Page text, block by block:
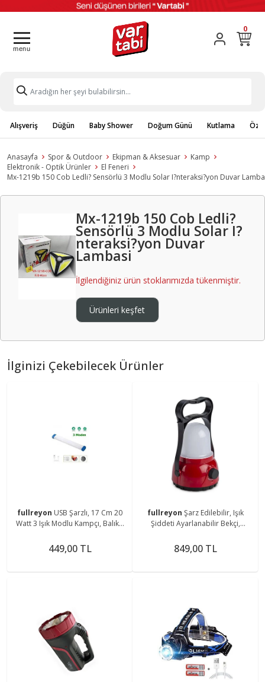
0
Alışveriş Düğün Baby Shower Doğum Günü Kutlama
Anasayfa Spor & Outdoor Ekipman & Aksesuar
Kamp
Elektronik - Optik Ürünler
El Feneri
Mx-1219b 150 Cob Ledli? Sensörlü 3 Modlu Solar I?nteraksi?yon Duvar
Mx-1219b 150 Cob Ledli?
Sensörlü 3 Modlu Solar I?
nteraksi?yon Duvar
Lambasi
İlgilendiğiniz ürün stoklarımızda tükenmiştir.
Ürünleri keşfet
İlginizi Çekebilecek Ürünler
fullreyon USB Şarzlı, 17 Cm 20
Watt 3 Işık Modlu Kampçı, Balıkçı
Magnetli Aplik
449,00 TL
fullreyon Şarz Edilebilir, Işık
Şiddeti Ayarlanabilir Bekçi,
Aparatlı Fener
849,00 TL